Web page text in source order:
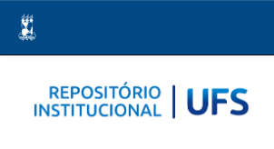
navigation